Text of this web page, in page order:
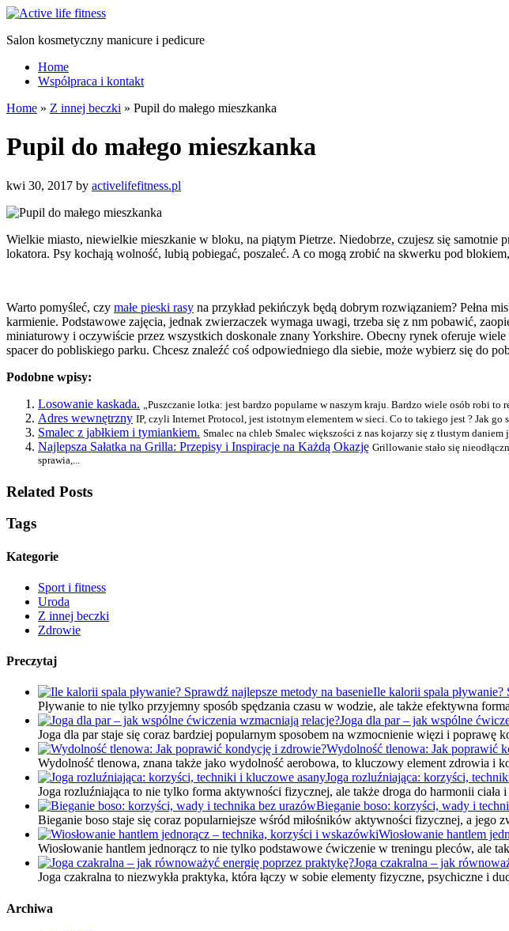
Salon kosmetyczny manicure i pedicure
Home
Współpraca i kontakt
Home » Z innej beczki » Pupil do małego mieszkanka
Pupil do małego mieszkanka
kwi 30, 2017 by activelifefitness.pl
Wielkie miasto, niewielkie mieszkanie w bloku, na piątym Pietrze. Niedobrze, czujesz się
lokatora. Psy kochają wolność, lubią pobiegać, poszaleć. A co mogą zrobić na skwerku pod
Warto pomyśleć, czy małe pieski rasy na przykład pekińczyk będą dobrym rozwiązaniem? Pełna
karmienie. Podstawowe zajęcia, jednak zwierzaczek wymaga uwagi, trzeba się z nm pobawić,
miniaturowy i oczywiście przez wszystkich doskonale znany Yorkshire. Obecny rynek oferuje
spacer do pobliskiego parku. Chcesz znaleźć coś odpowiedniego dla siebie, może wybierz się do
Podobne wpisy:
Losowanie kaskada.
„Puszczanie lotka: jest bardzo popularne w naszym kraju. Bardzo wiele osób robi
Adres wewnętrzny IP, czyli Internet Protocol, jest istotnym elementem w sieci. Co to takiego jest ? Jak go
Smalec z jabłkiem i tymiankiem. Smalec na chleb Smalec większości z nas kojarzy się z tłustym
Najlepsza Sałatka na Grilla: Przepisy i Inspiracje na Każdą Okazję Grillowanie stało się
sprawia,...
Related Posts
Tags
Kategorie
Sport i fitness
Uroda
Z innej beczki
Zdrowie
Preczytaj
Ile kalorii spala pływanie?
Pływanie to nie tylko przyjemny sposób spędzania czasu w wodzie, ale także efektywna
Joga dla par – jak wspólne
Joga dla par staje się coraz bardziej popularnym sposobem na wzmocnienie więzi i
Wydolność tlenowa: Jak poprawić
Wydolność tlenowa, znana także jako wydolność aerobowa, to kluczowy element zdrowia i
Joga rozluźniająca: korzyści,
Joga rozluźniająca to nie tylko forma aktywności fizycznej, ale także droga do harmonii ciała
Bieganie boso: korzyści, wady i
Bieganie boso staje się coraz popularniejsze wśród miłośników aktywności fizycznej, a jego
Wiosłowanie hantlem
Wiosłowanie hantlem jednorącz to nie tylko podstawowe ćwiczenie w treningu pleców, ale
Joga czakralna – jak
Joga czakralna to niezwykła praktyka, która łączy w sobie elementy fizyczne, psychiczne i
Archiwa